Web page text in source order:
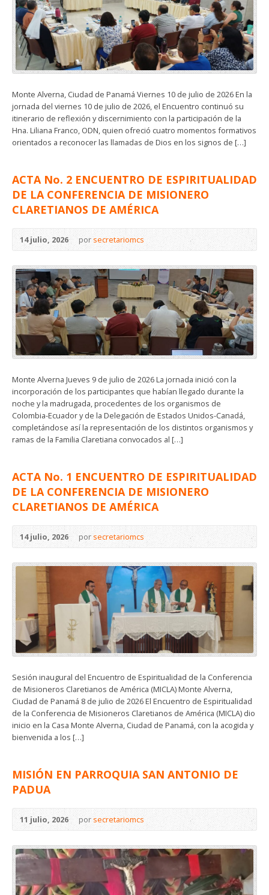
Monte Alverna, Ciudad de Panamá Viernes 10 de julio de 2026 En la
jornada del viernes 10 de julio de 2026, el Encuentro continuó su
itinerario de reflexión y discernimiento con la participación de la
Hna. Liliana Franco, ODN, quien ofreció cuatro momentos formativos
orientados a reconocer las llamadas de Dios en los signos de […]
ACTA No. 2 ENCUENTRO DE ESPIRITUALIDAD
DE LA CONFERENCIA DE MISIONERO
CLARETIANOS DE AMÉRICA
14 julio, 2026 por secretariomcs
Monte Alverna Jueves 9 de julio de 2026 La jornada inició con la
incorporación de los participantes que habían llegado durante la
noche y la madrugada, procedentes de los organismos de
Colombia-Ecuador y de la Delegación de Estados Unidos-Canadá,
completándose así la representación de los distintos organismos y
ramas de la Familia Claretiana convocados al […]
ACTA No. 1 ENCUENTRO DE ESPIRITUALIDAD
DE LA CONFERENCIA DE MISIONERO
CLARETIANOS DE AMÉRICA
14 julio, 2026 por secretariomcs
Sesión inaugural del Encuentro de Espiritualidad de la Conferencia
de Misioneros Claretianos de América (MICLA) Monte Alverna,
Ciudad de Panamá 8 de julio de 2026 El Encuentro de Espiritualidad
de la Conferencia de Misioneros Claretianos de América (MICLA) dio
inicio en la Casa Monte Alverna, Ciudad de Panamá, con la acogida y
bienvenida a los […]
MISIÓN EN PARROQUIA SAN ANTONIO DE
PADUA
11 julio, 2026 por secretariomcs